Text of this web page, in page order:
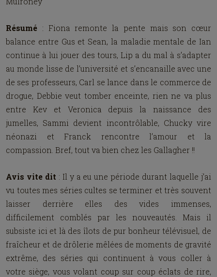
Résumé : Fiona remonte la pente mais son cœur
balance entre Gus et Sean, la maladie mentale de Ian
continue à lui jouer des tours, Lip a du mal à s’adapter
au monde lisse de l’université et s’encanaille avec une
de ses professeurs, Carl se lance dans le commerce de
drogue, Debbie veut tomber enceinte, rien ne va plus
entre Kev et Veronica depuis la naissance des
jumelles, Sammi devient incontrôlable, Chucky vire
néonazi et Franck rencontre l’amour et la
compassion. Bref, tout va bien chez les Gallagher !!
Avis vite dit : Il y a eu une période durant laquelle j’ai
vu toutes mes séries cultes se terminer et très souvent
laisser derrière elles des vides immenses,
difficilement comblés par les nouveautés. Mais il
subsiste ici et là des îlots de pur bonheur télévisuel, de
fraîcheur et de drôlerie mêlées de moments de gravité
extrême, des séries qui continuent à vous coller à
votre siège, vous volant coup sur coup éclats de rire,